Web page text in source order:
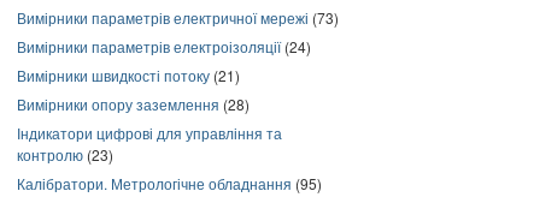
Вимірники параметрів електричної мережі (73)
Вимірники параметрів електроізоляції(24)
Вимірники швидкості потоку (21)
Вимірники опору заземлення (28)
Індикатори цифрові для управління та
контролю (23)
Калібратори. Метрологічне обладнання (95)